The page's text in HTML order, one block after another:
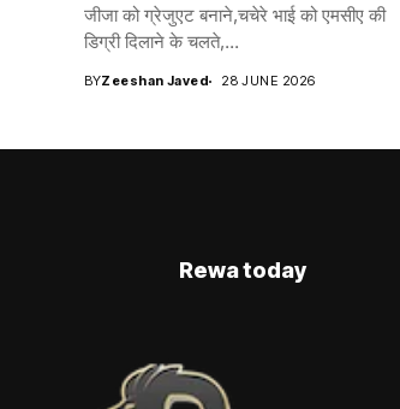
जीजा को ग्रेजुएट बनाने,चचेरे भाई को एमसीए की
डिग्री दिलाने के चलते,...
BYZeeshan Javed 28 JUNE 2026
Rewa today